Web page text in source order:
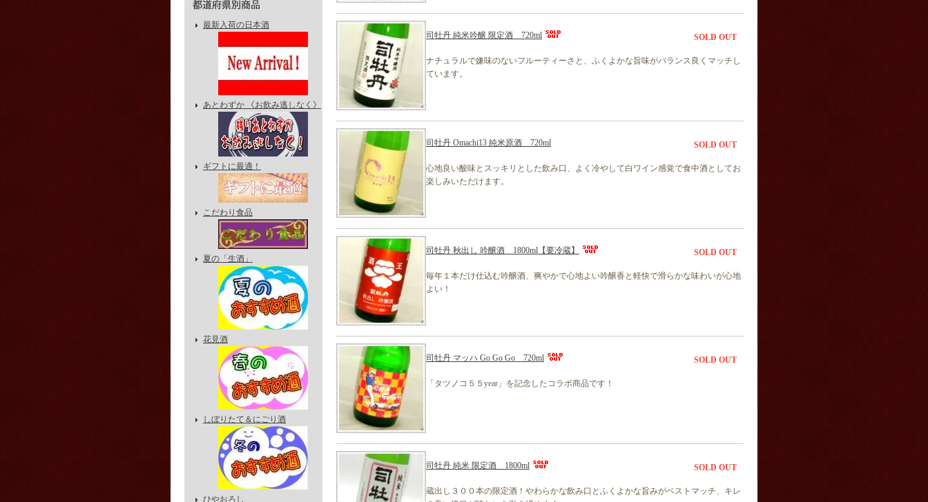
最新入荷の日本酒
あとわずか 《お飲み逃しなく》
ギフトに最適！
こだわり食品
夏の「生酒」
花見酒
しぼりたて＆にごり酒
ひやおろし
司牡丹 純米吟醸 限定酒 720ml SOLD OUT
ナチュラルで嫌味のないフルーティーさと、ふくよかな旨味がバランス良くマッチし
ています。
司牡丹 Omachi13 純米原酒 720ml SOLD OUT
心地良い酸味とスッキリとした飲み口、よく冷やして白ワイン感覚で食中酒としてお
楽しみいただけます。
司牡丹 秋出し 吟醸酒 1800ml【要冷蔵】 SOLD OUT
毎年１本だけ仕込む吟醸酒、爽やかで心地よい吟醸香と軽快で滑らかな味わいが心地
よい！
司牡丹 マッハ Go Go Go 720ml SOLD OUT
「タツノコ５５year」を記念したコラボ商品です！
司牡丹 純米 限定酒 1800ml SOLD OUT
蔵出し３００本の限定酒！やわらかな飲み口とふくよかな旨みがベストマッチ、キレ